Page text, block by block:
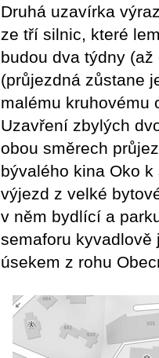
Druhá uzavírka
ze tří silnic, které
budou dva týdny
(průjezdná zůstane
malému kruhovému
Uzavření zbylých
obou směrech
bývalého kina Oko
výjezd z velké
v něm bydlící a
semaforu kyvadlově
úsekem z rohu